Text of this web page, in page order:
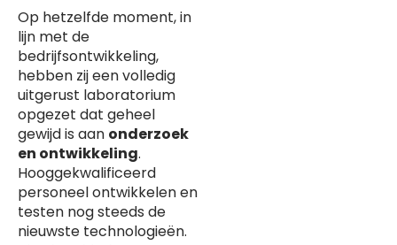
Op hetzelfde moment, in
lijn met de
bedrijfsontwikkeling,
hebben zij een volledig
uitgerust laboratorium
opgezet dat geheel
gewijd is aan onderzoek
en ontwikkeling.
Hooggekwalificeerd
personeel ontwikkelen en
testen nog steeds de
nieuwste technologieën.